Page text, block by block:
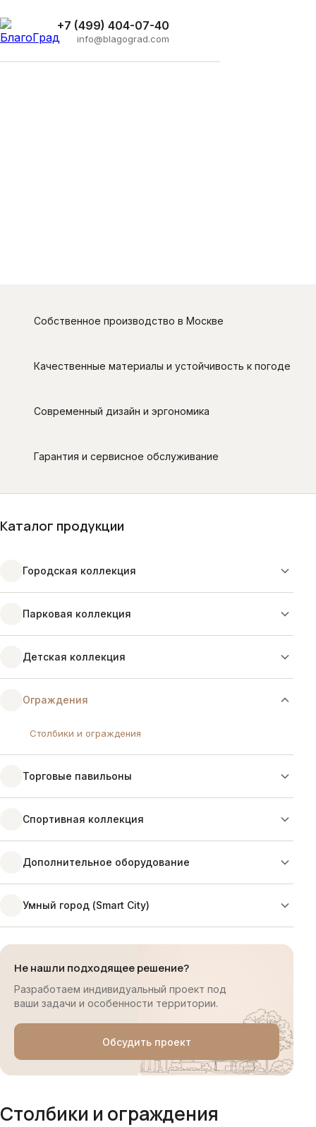
+7 (499) 404-07-40
info@blagograd.com
Собственное производство в Москве
Качественные материалы и устойчивость к погоде
Современный дизайн и эргономика
Гарантия и сервисное обслуживание
Каталог продукции
Городская коллекция
Парковая коллекция
Детская коллекция
Ограждения
Столбики и ограждения
Торговые павильоны
Спортивная коллекция
Дополнительное оборудование
Умный город (Smart City)
Не нашли подходящее решение?
Разработаем индивидуальный проект под
ваши задачи и особенности территории.
Обсудить проект
Столбики и ограждения